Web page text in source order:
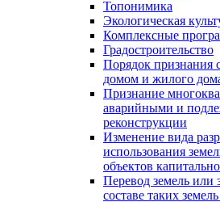
Топонимика
Экологическая
Комплексные
Градостроительство
Порядок признания
домом и жилого
Признание
аварийными и
реконструкции
Изменение вида
использования
объектов
Перевод земель или
составе таких